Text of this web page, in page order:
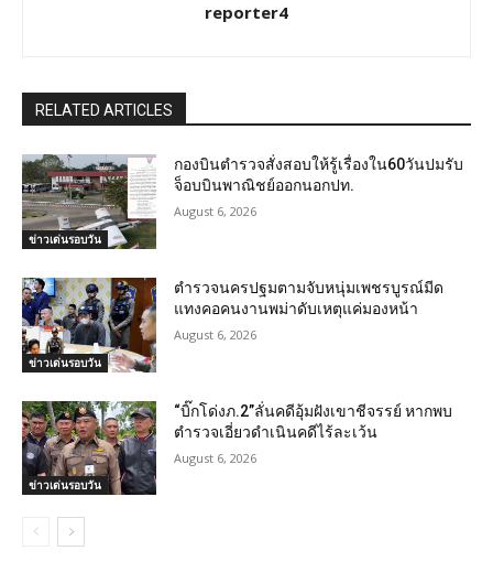
reporter4
RELATED ARTICLES
ข่าวเด่นรอบวัน
กองบินตำรวจสั่งสอบให้รู้เรื่องใน60วันปมรับ
จ็อบบินพาณิชย์ออกนอกปท.
August 6, 2026
ข่าวเด่นรอบวัน
ตำรวจนครปฐมตามจับหนุ่มเพชรบูรณ์มีด
แทงคอคนงานพม่าดับเหตุแค่มองหน้า
August 6, 2026
ข่าวเด่นรอบวัน
“บิ๊กโด่งภ.2”ลั่นคดีอุ้มฝังเขาชีจรรย์ หากพบ
ตำรวจเอี่ยวดำเนินคดีไร้ละเว้น
August 6, 2026